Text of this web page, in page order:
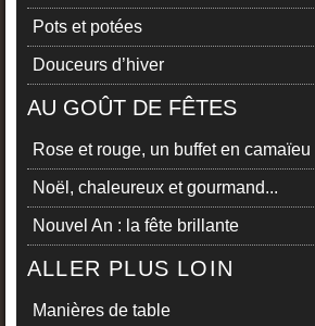
Pots et potées
Douceurs d’hiver
AU GOÛT DE FÊTES
Rose et rouge, un buffet en camaïeu
Noël, chaleureux et gourmand...
Nouvel An : la fête brillante
ALLER PLUS LOIN
Manières de table